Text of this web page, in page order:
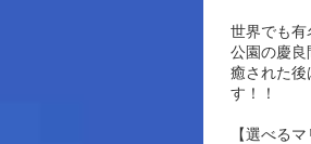
世界でも有
公園の慶良
癒された後
す！！
【選べる